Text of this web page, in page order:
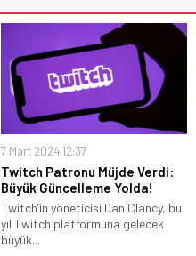
7 Mart 2024 12:37
Twitch Patronu Müjde Verdi:
Büyük Güncelleme Yolda!
Twitch’in yöneticisi Dan Clancy, bu
yıl Twitch platformuna gelecek
büyük...